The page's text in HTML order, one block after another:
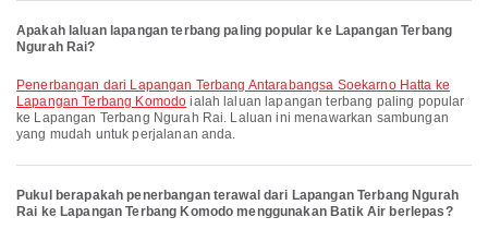
Apakah laluan lapangan terbang paling popular ke Lapangan Terbang
Ngurah Rai?
penerbangan dari Lapangan Terbang Antarabangsa Soekarno Hatta ke
Lapangan Terbang Komodo ialah laluan lapangan terbang paling popular
ke Lapangan Terbang Ngurah Rai. Laluan ini menawarkan sambungan
yang mudah untuk perjalanan anda.
Pukul berapakah penerbangan terawal dari Lapangan Terbang Ngurah
Rai ke Lapangan Terbang Komodo menggunakan Batik Air berlepas?